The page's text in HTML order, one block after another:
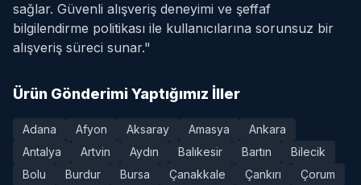
sağlar. Güvenli alışveriş deneyimi ve şeffaf
bilgilendirme politikası ile kullanıcılarına sorunsuz bir
alışveriş süreci sunar."
Ürün Gönderimi Yaptığımız İller
Adana Afyon Aksaray Amasya
Ankara
Antalya
Artvin Aydın Balıkesir Bartın
Bilecik
Bolu
Burdur Bursa Çanakkale Çankırı Çorum